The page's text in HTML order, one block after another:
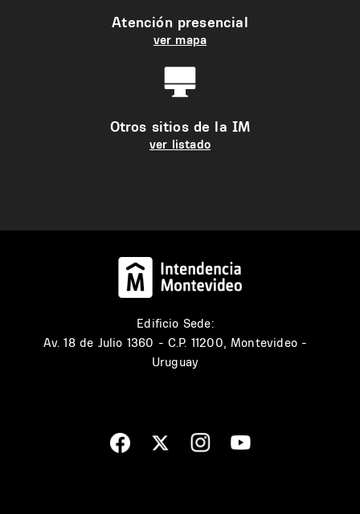
Atención presencial
ver mapa
Otros sitios de la IM
ver listado
Edificio Sede:
Av. 18 de Julio 1360 - C.P. 11200, Montevideo -
Uruguay